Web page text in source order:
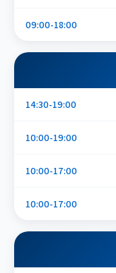
09:00-18:00
14:30-19:00
10:00-19:00
10:00-17:00
10:00-17:00